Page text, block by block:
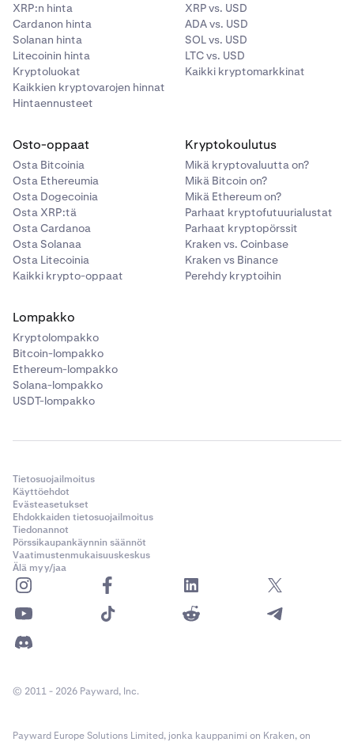
XRP:n hinta
Cardanon hinta
Solanan hinta
Litecoinin hinta
Kryptoluokat
Kaikkien kryptovarojen hinnat
Hintaennusteet
XRP vs. USD
ADA vs. USD
SOL vs. USD
LTC vs. USD
Kaikki kryptomarkkinat
Osto-oppaat
Osta Bitcoinia
Osta Ethereumia
Osta Dogecoinia
Osta XRP:tä
Osta Cardanoa
Osta Solanaa
Osta Litecoinia
Kaikki krypto-oppaat
Kryptokoulutus
Mikä kryptovaluutta on?
Mikä Bitcoin on?
Mikä Ethereum on?
Parhaat kryptofutuurialustat
Parhaat kryptopörssit
Kraken vs. Coinbase
Kraken vs Binance
Perehdy kryptoihin
Lompakko
Kryptolompakko
Bitcoin-lompakko
Ethereum-lompakko
Solana-lompakko
USDT-lompakko
Tietosuojailmoitus
Käyttöehdot
Evästeasetukset
Ehdokkaiden tietosuojailmoitus
Tiedonannot
Pörssikaupankäynnin säännöt
Vaatimustenmukaisuuskeskus
Älä myy/jaa
© 2011 - 2026 Payward, Inc.
Payward Europe Solutions Limited, jonka kauppanimi on Kraken, on